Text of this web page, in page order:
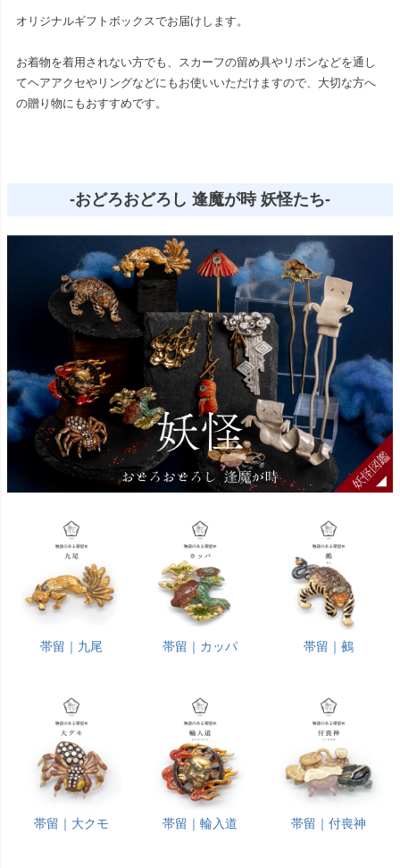
オリジナルギフトボックスでお届けします。
お着物を着用されない方でも、スカーフの留め具やリボンなどを通し
てヘアアクセやリングなどにもお使いいただけますので、大切な方へ
の贈り物にもおすすめです。
-おどろおどろし 逢魔が時 妖怪たち-
帯留｜九尾 帯留｜カッパ 帯留｜鵺
帯留｜大クモ 帯留｜輪入道 帯留｜付喪神